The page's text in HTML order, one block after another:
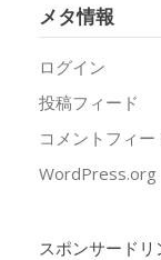
メタ情報
ログイン
投稿フィード
コメントフィー
WordPress.org
スポンサードリ